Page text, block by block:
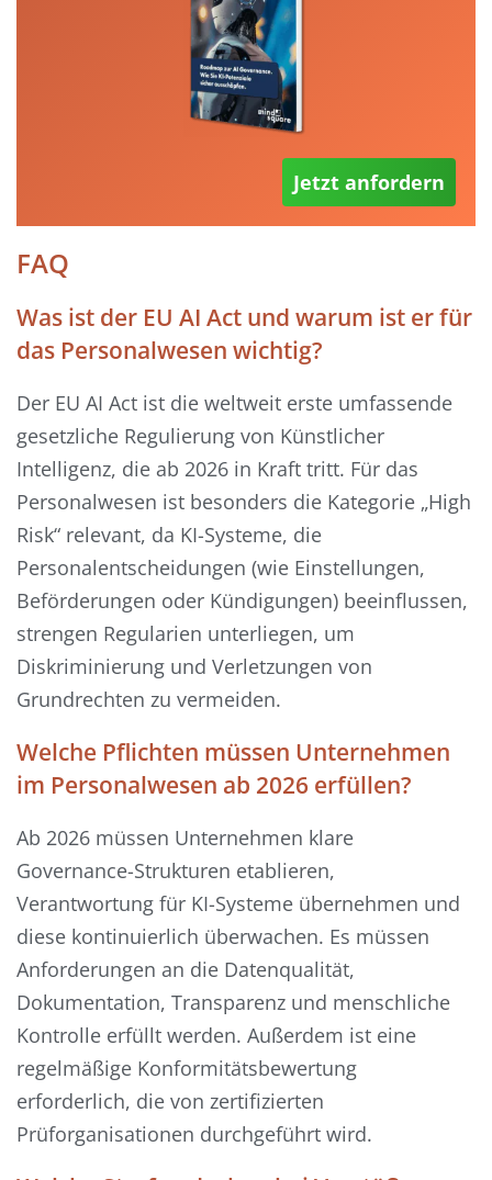
Jetzt anfordern
FAQ
Was ist der EU AI Act und warum ist er für
das Personalwesen wichtig?
Der EU AI Act ist die weltweit erste umfassende
gesetzliche Regulierung von Künstlicher
Intelligenz, die ab 2026 in Kraft tritt. Für das
Personalwesen ist besonders die Kategorie „High
Risk“ relevant, da KI-Systeme, die
Personalentscheidungen (wie Einstellungen,
Beförderungen oder Kündigungen) beeinflussen,
strengen Regularien unterliegen, um
Diskriminierung und Verletzungen von
Grundrechten zu vermeiden.
Welche Pflichten müssen Unternehmen
im Personalwesen ab 2026 erfüllen?
Ab 2026 müssen Unternehmen klare
Governance-Strukturen etablieren,
Verantwortung für KI-Systeme übernehmen und
diese kontinuierlich überwachen. Es müssen
Anforderungen an die Datenqualität,
Dokumentation, Transparenz und menschliche
Kontrolle erfüllt werden. Außerdem ist eine
regelmäßige Konformitätsbewertung
erforderlich, die von zertifizierten
Prüforganisationen durchgeführt wird.